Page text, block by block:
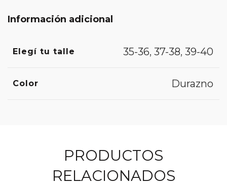
Información adicional
Elegí tu talle 35-36, 37-38, 39-40
Color Durazno
PRODUCTOS
RELACIONADOS